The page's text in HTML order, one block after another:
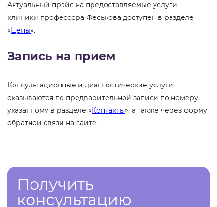
Актуальный прайс на предоставляемые услуги
клиники профессора Феськова доступен в разделе
«Цены».
Запись на прием
Консультационные и диагностические услуги
оказываются по предварительной записи по номеру,
указанному в разделе «Контакты», а также через форму
обратной связи на сайте.
Получить
консультацию